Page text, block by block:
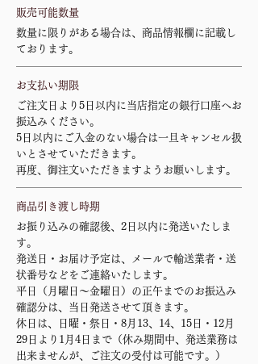
販売可能数量
数量に限りがある場合は、商品情報欄に記載し
ております。
お支払い期限
ご注文日より5日以内に当店指定の銀行口座へお
振込みください。
5日以内にご入金のない場合は一旦キャンセル扱
いとさせていただきます。
再度、御注文いただきますようお願いします。
商品引き渡し時期
お振り込みの確認後、2日以内に発送いたしま
す。
発送日・お届け予定は、メールで輸送業者・送
状番号などをご連絡いたします。
平日（月曜日～金曜日）の正午までのお振込み
確認分は、当日発送させて頂きます。
休日は、日曜・祭日・8月13、14、15日・12月
29日より1月4日まで（休み期間中、発送業務は
出来ませんが、ご注文の受付は可能です。）